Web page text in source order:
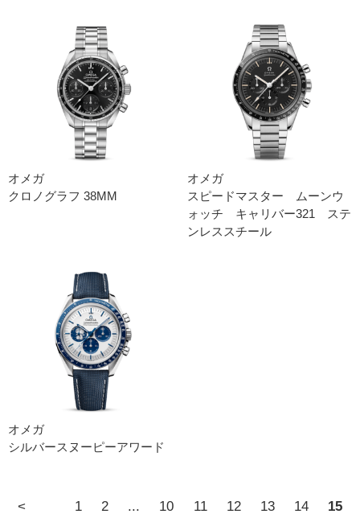
オメガ
クロノグラフ 38M M
オメガ
スピードマスター ムーンウ
ォッチ キャリバー321 ステ
ンレススチール
オメガ
シルバースヌーピーアワード
<
1 2 ... 10 11 12 13 14 15